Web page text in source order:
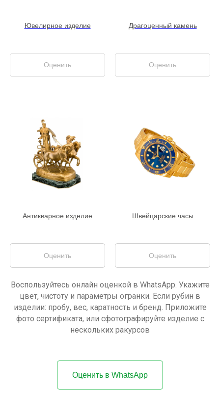
Ювелирное изделие
Оценить
Драгоценный камень
Оценить
Антикварное изделие
Оценить
Швейцарские часы
Оценить
Воспользуйтесь онлайн оценкой в WhatsApp. Укажите
цвет, чистоту и параметры огранки. Если рубин в
изделии: пробу, вес, каратность и бренд. Приложите
фото сертификата, или сфотографируйте изделие с
нескольких ракурсов
Оценить в WhatsApp